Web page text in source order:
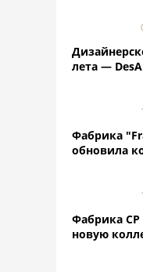
лета —
Фабрика
обновила
Фабрика CP
новую